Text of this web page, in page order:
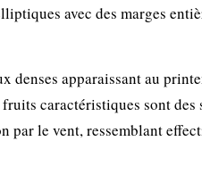
avec des marges
denses apparaissant au
caractéristiques sont des
par le vent, ressemblant